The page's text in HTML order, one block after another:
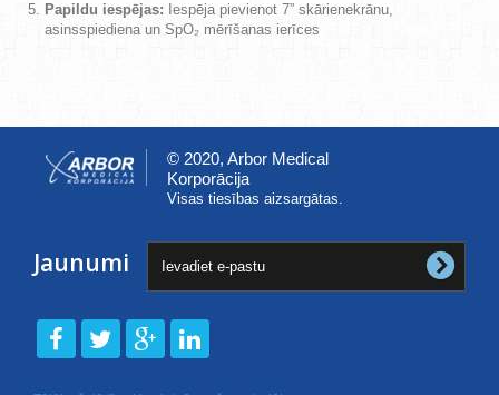
Papildu iespējas: Iespēja pievienot 7” skārienekrānu,
asinsspiediena un SpO₂ mērīšanas ierīces
© 2020, Arbor Medical
Korporācija
Visas tiesības aizsargātas.
Jaunumi